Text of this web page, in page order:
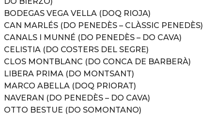
BODEGAS VEGA VELLA (DOQ RIOJA)
CAN MARLÉS (DO PENEDÈS – CLÀSSIC PENEDÈS)
CANALS I MUNNÉ (DO PENEDÈS – DO CAVA)
CELISTIA (DO COSTERS DEL SEGRE)
CLOS MONTBLANC (DO CONCA DE BARBERÀ)
LIBERA PRIMA (DO MONTSANT)
MARCO ABELLA (DOQ PRIORAT)
NAVERAN (DO PENEDÈS – DO CAVA)
OTTO BESTUE (DO SOMONTANO)